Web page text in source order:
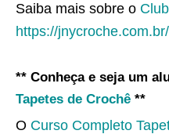
Saiba mais sobre o
https://
** Conheça e seja um
Tapetes de Crochê **
O Curso Completo